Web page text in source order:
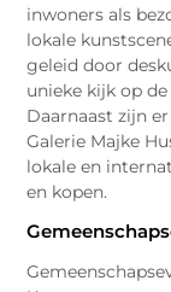
inwoners als
lokale
geleid door
unieke kijk op
Daarnaast zijn
Galerie Majke
lokale en
en kopen.